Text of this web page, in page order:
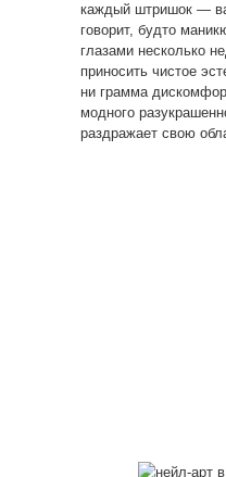
каждый штришок —
говорит, будто
глазами несколько
приносить чистое
ни грамма
модного
раздражает свою